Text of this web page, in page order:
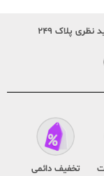
تخفیف دائمی